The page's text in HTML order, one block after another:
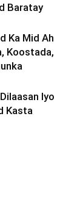
Baratay
Ka Mid Ah
Koostada,
Iyo
Kasta